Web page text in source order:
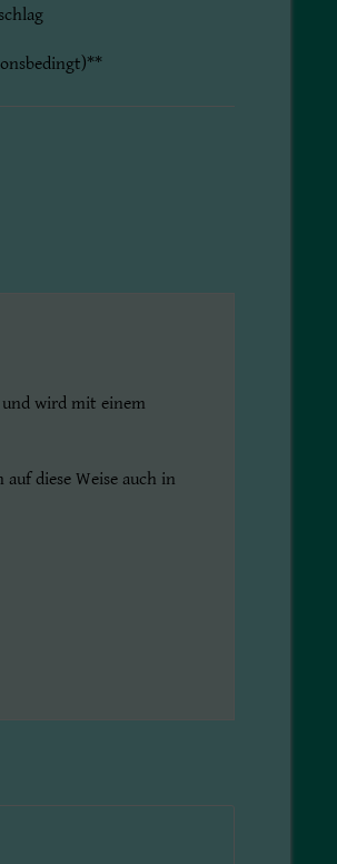
wird mit einem
diese Weise auch in